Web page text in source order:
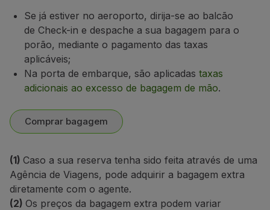
Se já estiver no aeroporto, dirija-se ao balcão
de Check-in e despache a sua bagagem para o
porão, mediante o pagamento das taxas
aplicáveis;
Na porta de embarque, são aplicadas taxas
adicionais ao excesso de bagagem de mão.
Comprar bagagem
(1) Caso a sua reserva tenha sido feita através de uma
Agência de Viagens, pode adquirir a bagagem extra
diretamente com o agente.
(2) Os preços da bagagem extra podem variar